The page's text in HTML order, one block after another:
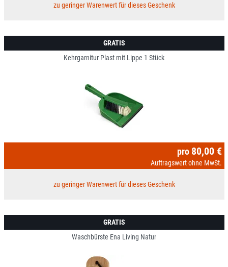
zu geringer Warenwert für dieses Geschenk
GRATIS
Kehrgarnitur Plast mit Lippe 1 Stück
pro 80,00 €
Auftragswert ohne MwSt.
zu geringer Warenwert für dieses Geschenk
GRATIS
Waschbürste Ena Living Natur